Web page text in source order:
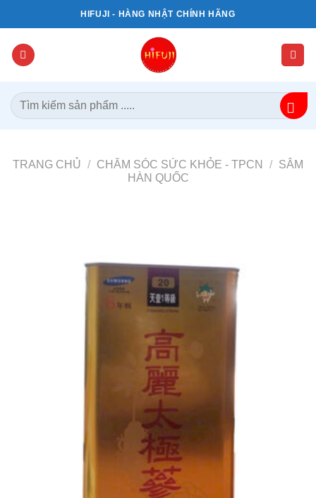
qua
dung
HIFUJI - HÀNG NHẬT CHÍNH HÃNG
Tìm
kiếm:
TRANG CHỦ / CHĂM SÓC SỨC KHỎE - TPCN /
SÂM
HÀN QUỐC